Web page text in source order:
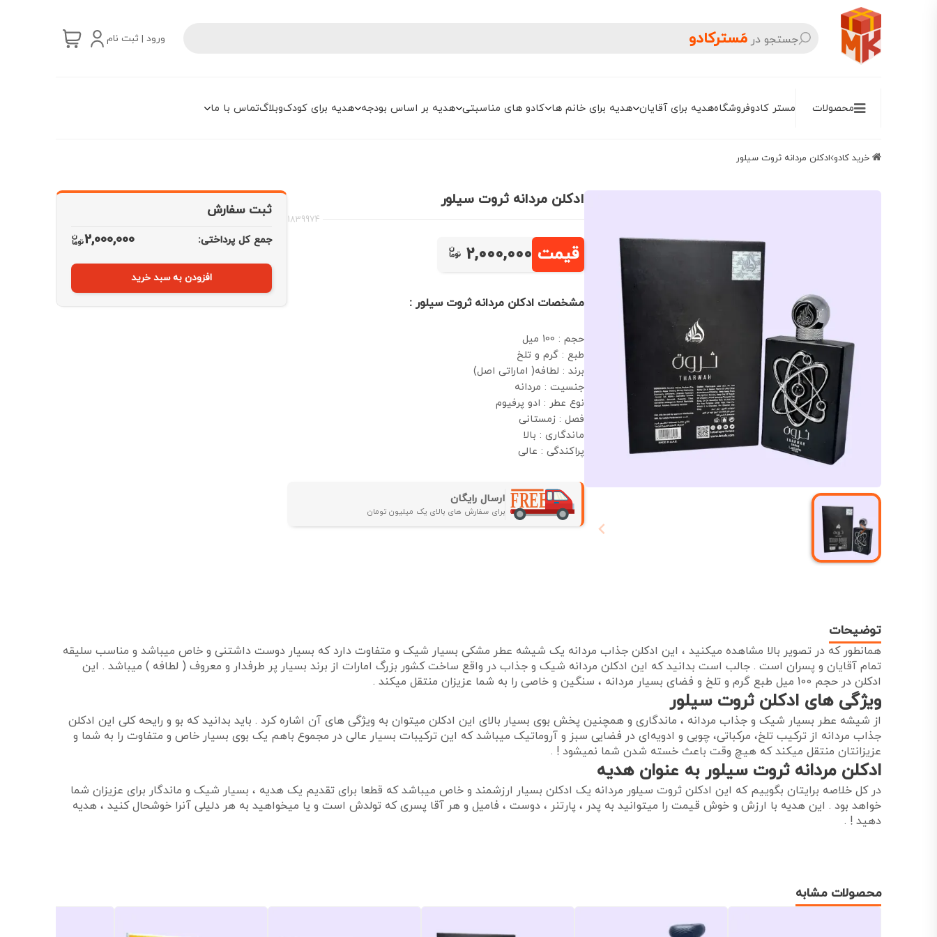
جستجو درمَسترکادو ورود | ثبت نام
محصولات مستر کادوفروشگاههدیه برای آقایان هدیه برای خانم ها کادو های مناسبتی هدیه بر اساس بودجه هدیه برای کودکوبلاگتماس با ما
ادکلن مردانه ثروت سیلور
ادکلن مردانه ثروت سیلور
1839974
قیمت 2,000,000
مشخصات ادکلن مردانه ثروت سیلور :
حجم : 100 میل
طبع : گرم و تلخ
برند : لطافه( اماراتی اصل)
جنسیت : مردانه
نوع عطر : ادو پرفیوم
فصل : زمستانی
ماندگاری : بالا
پراکندگی : عالی
ارسال رایگان
برای سفارش های بالای یک میلیون تومان
ثبت سفارش
جمع کل پرداختی: 2,000,000
افزودن به سبد خرید
توضیحات
همانطور که در تصویر بالا مشاهده میکنید ، این ادکلن جذاب مردانه یک شیشه عطر مشکی بسیار شیک و متفاوت دارد که بسیار دوست داشتنی و خاص میباشد و مناسب سلیقه
تمام آقایان و پسران است . جالب است بدانید که این ادکلن مردانه شیک و جذاب در واقع ساخت کشور بزرگ امارات از برند بسیار پر طرفدار و معروف ( لطافه ) میباشد . این
ادکلن در حجم 100 میل طبع گرم و تلخ و فضای بسیار مردانه ، سنگین و خاصی را به شما عزیزان منتقل میکند .
ویژگی های ادکلن ثروت سیلور
از شیشه عطر بسیار شیک و جذاب مردانه ، ماندگاری و همچنین پخش بوی بسیار بالای این ادکلن میتوان به ویژگی های آن اشاره کرد . باید بدانید که بو و رایحه کلی این ادکلن
جذاب مردانه از ترکیب تلخ، مرکباتی، چوبی و ادویه‌ای در فضایی سبز و آروماتیک میباشد که این ترکیبات بسیار عالی در مجموع باهم یک بوی بسیار خاص و متفاوت را به شما و
عزیزانتان منتقل میکند که هیچ وقت باعث خسته شدن شما نمیشود ! .
ادکلن مردانه ثروت سیلور به عنوان هدیه
در کل خلاصه برایتان بگوییم که این ادکلن ثروت سیلور مردانه یک ادکلن بسیار ارزشمند و خاص میباشد که قطعا برای تقدیم یک هدیه ، بسیار شیک و ماندگار برای عزیزان شما
خواهد بود . این هدیه با ارزش و خوش قیمت را میتوانید به پدر ، پارتنر ، دوست ، فامیل و هر آقا پسری که تولدش است و یا میخواهید به هر دلیلی آنرا خوشحال کنید ، هدیه
دهید ! .
محصولات مشابه